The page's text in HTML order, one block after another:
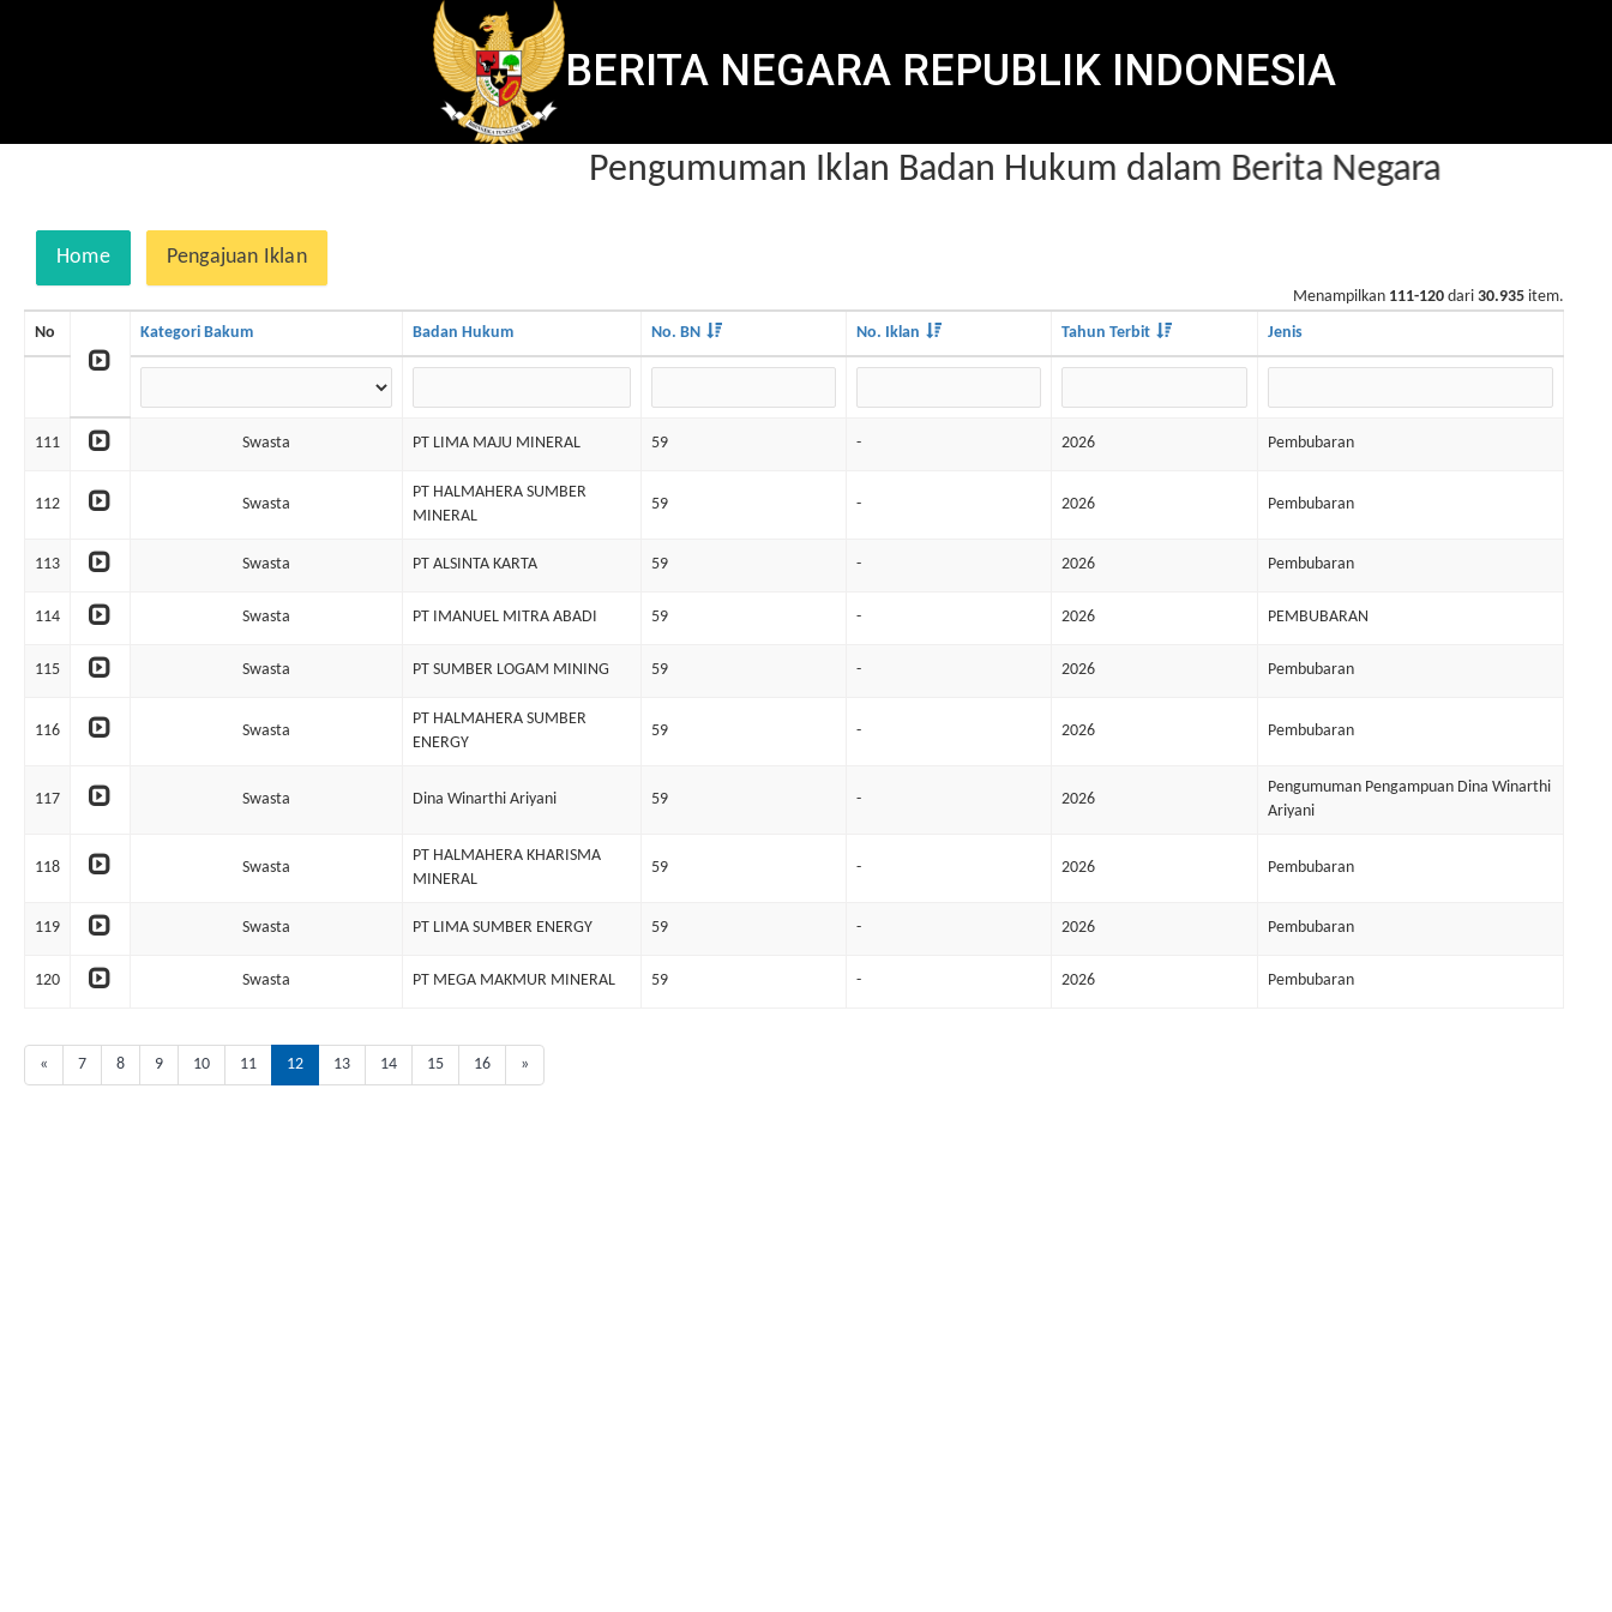
BERITA NEGARA REPUBLIK INDONESIA
Pengumuman Iklan Badan Hukum dalam Berita Negara
Home Pengajuan Iklan
Menampilkan 111-120 dari 30.935 item.
No
Kategori Bakum Badan Hukum No. BN No. Iklan Tahun Terbit Jenis
111 Swasta PT LIMA MAJU MINERAL 59 - 2026 Pembubaran
112 Swasta
PT HALMAHERA SUMBER
MINERAL
59 - 2026 Pembubaran
113 Swasta PT ALSINTA KARTA 59 - 2026 Pembubaran
114 Swasta PT IMANUEL MITRA ABADI 59 - 2026 PEMBUBARAN
115 Swasta PT SUMBER LOGAM MINING 59 - 2026 Pembubaran
116 Swasta
PT HALMAHERA SUMBER
ENERGY
59 - 2026 Pembubaran
117 Swasta Dina Winarthi Ariyani 59 - 2026
Pengumuman Pengampuan Dina Winarthi
Ariyani
118 Swasta
PT HALMAHERA KHARISMA
MINERAL
59 - 2026 Pembubaran
119 Swasta PT LIMA SUMBER ENERGY 59 - 2026 Pembubaran
120 Swasta PT MEGA MAKMUR MINERAL 59 - 2026 Pembubaran
« 7 8 9 10 11 12 13 14 15 16 »